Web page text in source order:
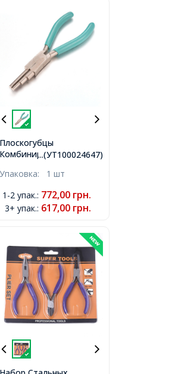
...(УТ100024647)
Плоскогубцы
Комбинированые 3в1
Инструмент для
Бирюзовый, 167мм,
Упаковка: 1 шт
1-2 упак.: 772,00 грн.
3+ упак.: 617,00 грн.